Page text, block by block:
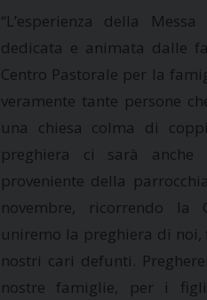
“L’esperienza della
dedicata e animata dalle
Centro Pastorale per la
veramente tante persone
una chiesa colma di
preghiera ci sarà
proveniente della
novembre, ricorrendo la
uniremo la preghiera di
nostri cari defunti.
nostre famiglie, per i